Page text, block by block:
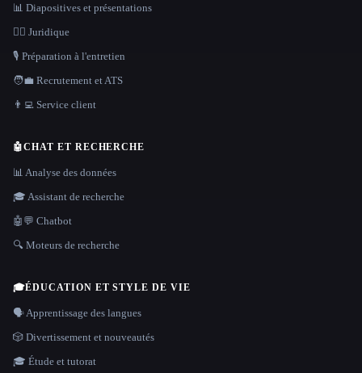
📊 Diapositives et présentations
👩‍⚖️ Juridique
🎙️ Préparation à l'entretien
🧑‍💼 Recrutement et ATS
👨‍💻 Service client
🤖CHAT ET RECHERCHE
📊 Analyse des données
🎓 Assistant de recherche
🤖💬 Chatbot
🔍 Moteurs de recherche
🎓ÉDUCATION ET STYLE DE VIE
🗣️ Apprentissage des langues
🎲 Divertissement et nouveautés
🎓 Étude et tutorat